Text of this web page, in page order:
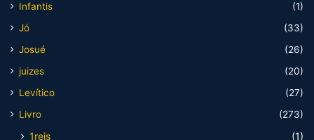
Infantis
(1)
Jó
(33)
Josué
(26)
juizes
(20)
Levítico
(27)
Livro
(273)
1reis
(1)